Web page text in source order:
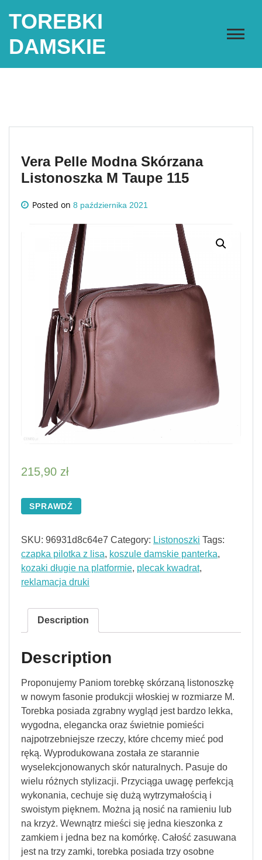
TOREBKI
DAMSKIE
Vera Pelle Modna Skórzana
Listonoszka M Taupe 115
Posted on 8 października 2021
215,90 zł
SPRAWDŹ
SKU: 96931d8c64e7 Category: Listonoszki Tags:
czapka pilotka z lisa, koszule damskie panterka,
kozaki długie na platformie, plecak kwadrat,
reklamacja druki
Description
Description
Proponujemy Paniom torebkę skórzaną listonoszkę
w nowym fasonie produkcji włoskiej w rozmiarze M.
Torebka posiada zgrabny wygląd jest bardzo lekka,
wygodna, elegancka oraz świetnie pomieści
najpotrzebniejsze rzeczy, które chcemy mieć pod
ręką. Wyprodukowana została ze starannie
wyselekcjonowanych skór naturalnych. Pasuje do
wielu różnych stylizacji. Przyciąga uwagę perfekcją
wykonania, cechuje się dużą wytrzymałością i
swoistym pięknem. Można ją nosić na ramieniu lub
na krzyż. Wewnątrz mieści się jedna kieszonka z
zamkiem i jedna bez na komórkę. Całość zasuwana
jest na trzy zamki, torebka posiada trzy osobne